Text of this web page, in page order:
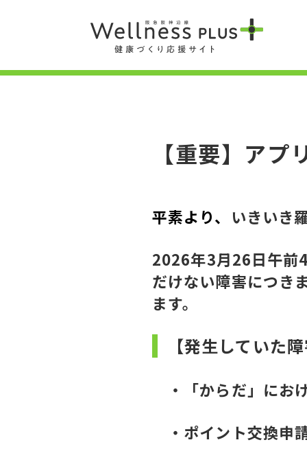
【重要】ア
平素より、 いきいき
2026年3月26日午前
だけない障害につき
ます。
【発生していた
・「からだ」にお
・ポイント交換申